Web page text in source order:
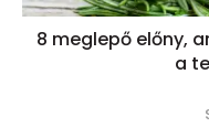
8 meglepő előny,
a